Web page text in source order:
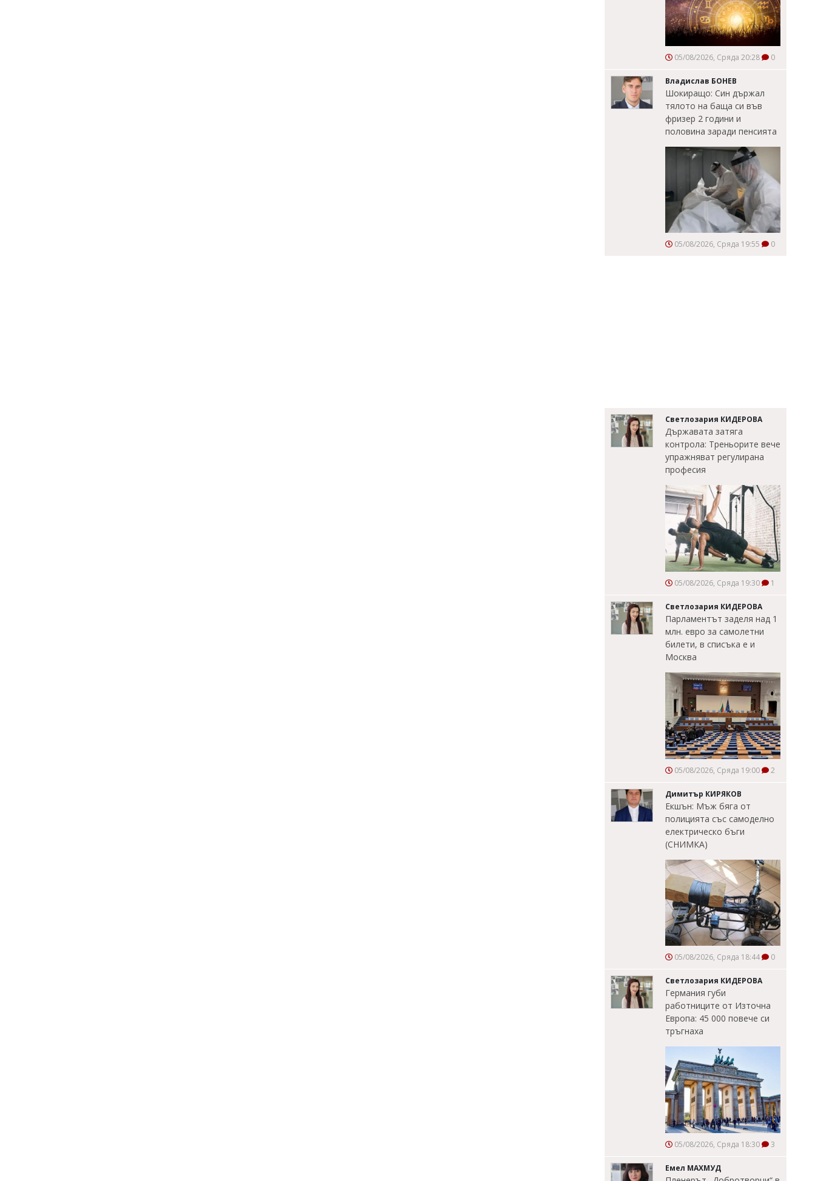
05/08/2026, Сряда 20:28 0
Владислав БОНЕВ
Шокиращо: Син държал
тялото на баща си във
фризер 2 години и
половина заради пенсията
05/08/2026, Сряда 19:55 0
Светлозария КИДЕРОВА
Държавата затяга
контрола: Треньорите вече
упражняват регулирана
професия
05/08/2026, Сряда 19:30 1
Светлозария КИДЕРОВА
Парламентът заделя над 1
млн. евро за самолетни
билети, в списъка е и
Москва
05/08/2026, Сряда 19:00 2
Димитър КИРЯКОВ
Екшън: Мъж бяга от
полицията със самоделно
електрическо бъги
(СНИМКА)
05/08/2026, Сряда 18:44 0
Светлозария КИДЕРОВА
Германия губи
работниците от Източна
Европа: 45 000 повече си
тръгнаха
05/08/2026, Сряда 18:30 3
Емел МАХМУД